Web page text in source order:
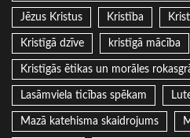
Jēzus Kristus Kristība
Kristīgā dzīve kristīgā mācība
Kristīgās ētikas un morāles
Lasāmviela ticības spēkam
Mazā katehisma skaidrojums